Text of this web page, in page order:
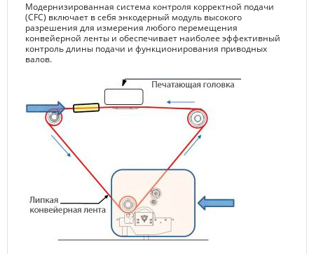
Модернизированная система контроля корректной подачи
(CFC) включает в себя энкодерный модуль высокого
разрешения для измерения любого перемещения
конвейерной ленты и обеспечивает наиболее эффективный
контроль длины подачи и функционирования приводных
валов.